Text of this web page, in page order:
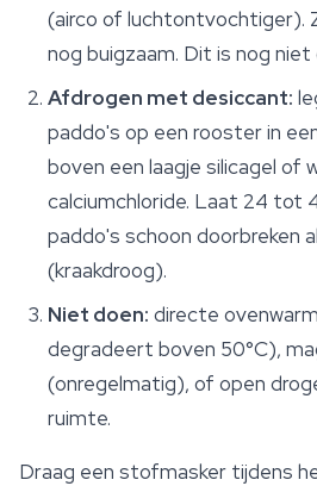
(airco of luchtontvochtiger).
nog buigzaam. Dit is nog niet
Afdrogen met desiccant:
paddo's op een rooster in
boven een laagje silicagel of
calciumchloride. Laat 24 tot
paddo's schoon doorbreken
(kraakdroog).
Niet doen: directe
degradeert boven 50°C),
(onregelmatig), of open
ruimte.
Draag een stofmasker tijdens